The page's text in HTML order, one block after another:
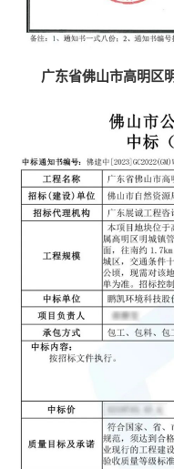
广东省佛山市高明区明